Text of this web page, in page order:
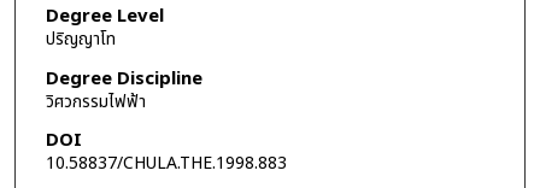
Degree Level
ปริญญาโท
Degree Discipline
วิศวกรรมไฟฟ้า
DOI
10.58837/CHULA.THE.1998.883